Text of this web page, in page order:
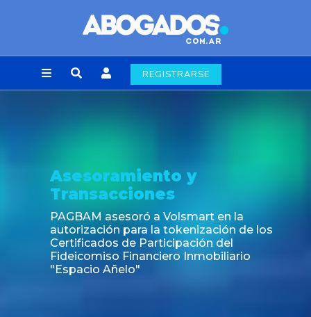
REGISTRARSE
Asesoramiento y
Transacciones
PAGBAM asesoró a Volsmart en la
autorización para la tokenización de los
Certificados de Participación del
Fideicomiso Financiero Inmobiliario
"Espacio Añelo"